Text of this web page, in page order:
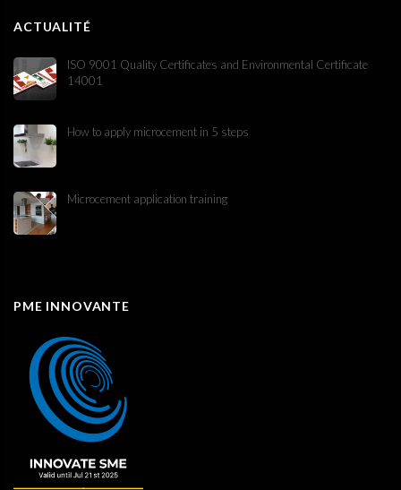
ACTUALITÉ
ISO 9001 Quality Certificates and Environmental Certificate
14001
How to apply microcement in 5 steps
Microcement application training
PME INNOVANTE